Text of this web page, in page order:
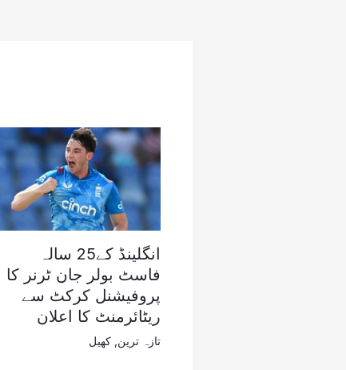
انگلینڈ کے25 سالہ
فاسٹ بولر جان ٹرنر کا
پروفیشنل کرکٹ سے
ریٹائرمنٹ کا اعلان
تازہ ترین کھیل